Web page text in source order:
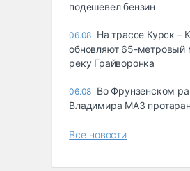
подешевел бензин
06.08 На трассе Курск –
обновляют 65-метровый
реку Грайворонка
06.08 Во Фрунзенском
Владимира МАЗ
Все новости